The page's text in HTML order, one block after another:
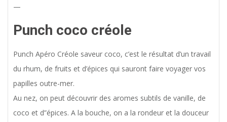
—
Punch coco créole
Punch Apéro Créole saveur coco, c’est le résultat d’un travail
du rhum, de fruits et d’épices qui sauront faire voyager vos
papilles outre-mer.
Au nez, on peut découvrir des aromes subtils de vanille, de
coco et d”épices. A la bouche, on a la rondeur et la douceur